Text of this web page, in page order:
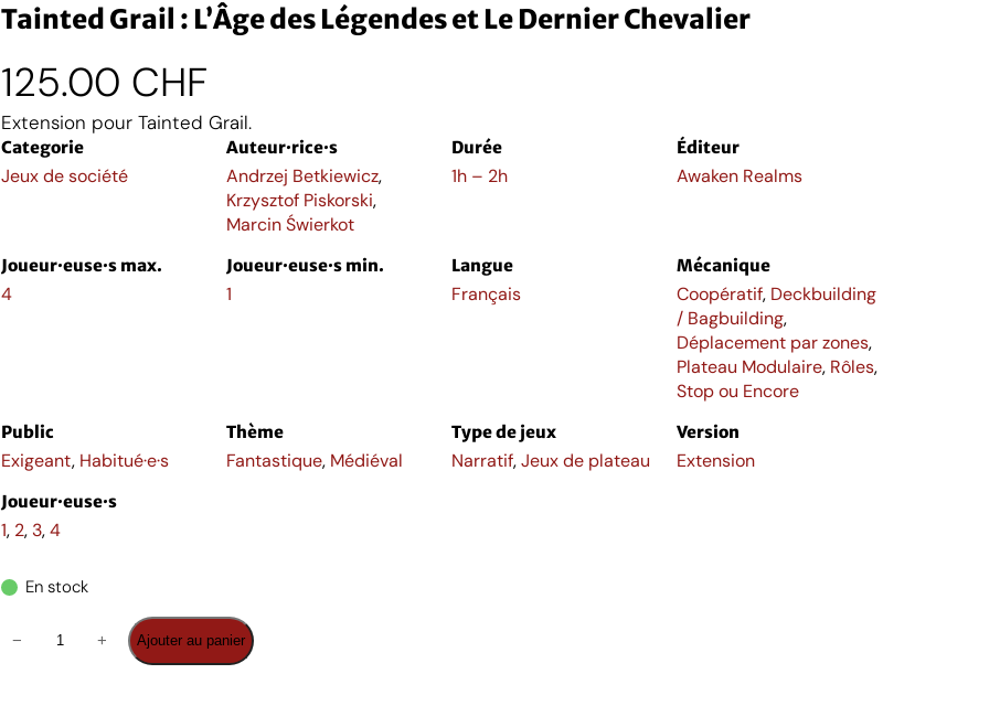
Tainted Grail : L’Âge des Légendes et Le Dernier Chevalier
125.00 CHF
Extension pour Tainted Grail.
Categorie
Jeux de société
Auteur·rice·s
Andrzej Betkiewicz,
Krzysztof Piskorski,
Marcin Świerkot
Durée
1h – 2h
Éditeur
Awaken Realms
Joueur·euse·s max.
4
Joueur·euse·s min.
1
Langue
Français
Mécanique
Coopératif, Deckbuilding
/ Bagbuilding,
Déplacement par zones,
Plateau Modulaire, Rôles,
Stop ou Encore
Public
Exigeant, Habitué·e·s
Thème
Fantastique, Médiéval
Type de jeux
Narratif,Jeux de plateau
Version
Extension
Joueur·euse·s
1, 2, 3,4
En stock
− + Ajouter au panier